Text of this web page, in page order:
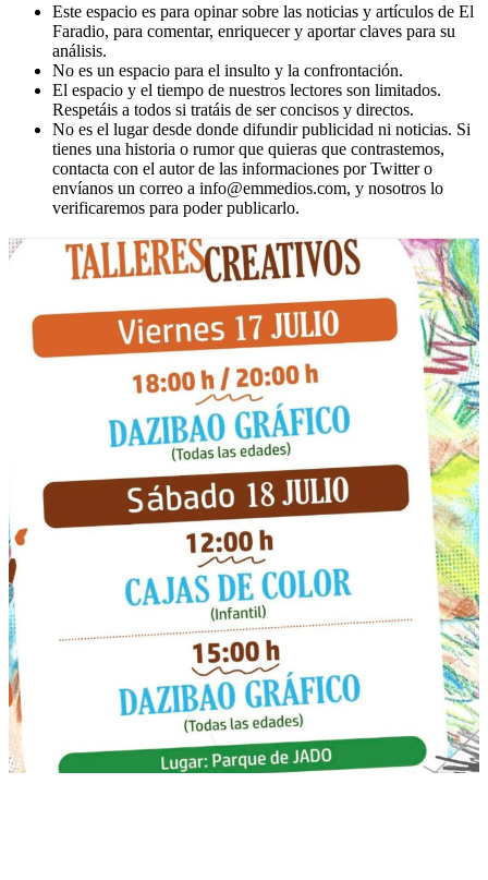
Este espacio es para opinar sobre las noticias y artículos de El
Faradio, para comentar, enriquecer y aportar claves para su
análisis.
No es un espacio para el insulto y la confrontación.
El espacio y el tiempo de nuestros lectores son limitados.
Respetáis a todos si tratáis de ser concisos y directos.
No es el lugar desde donde difundir publicidad ni noticias. Si
tienes una historia o rumor que quieras que contrastemos,
contacta con el autor de las informaciones por Twitter o
envíanos un correo a info@emmedios.com, y nosotros lo
verificaremos para poder publicarlo.